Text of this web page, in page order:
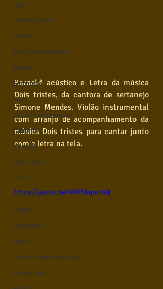
Jazz
Jovem guarda
Poesia
Rock internacional
Samba
Sertanejo
Soul
Violão instumental
Católicas
Infantil
Mais vistos
Hinos
Pop Internacional
Brega
Destaques
Blues
Conhecimento musical
Violão Solo
Karaokê acústico e Letra da música
Dois tristes, da cantora de sertanejo
Simone Mendes. Violão instrumental
com arranjo de acompanhamento da
música Dois tristes para cantar junto
com a letra na tela.
https://youtu.be/0DXShqro7oQ